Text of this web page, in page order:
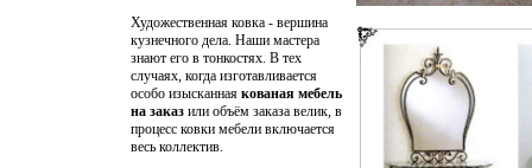
Художественная ковка - вершина
кузнечного дела. Наши мастера
знают его в тонкостях. В тех
случаях, когда изготавливается
особо изысканная кованая мебель
на заказ или объём заказа велик, в
процесс ковки мебели включается
весь коллектив.